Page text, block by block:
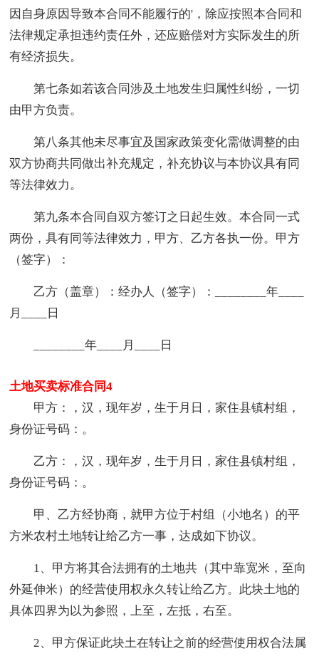
因自身原因导致本合同不能履行的'，除应按照本合同和
法律规定承担违约责任外，还应赔偿对方实际发生的所
有经济损失。
第七条如若该合同涉及土地发生归属性纠纷，一切
由甲方负责。
第八条其他未尽事宜及国家政策变化需做调整的由
双方协商共同做出补充规定，补充协议与本协议具有同
等法律效力。
第九条本合同自双方签订之日起生效。本合同一式
两份，具有同等法律效力，甲方、乙方各执一份。甲方
（签字）：
乙方（盖章）：经办人（签字）：________年____
月____日
________年____月____日
土地买卖标准合同4
甲方：，汉，现年岁，生于月日，家住县镇村组，
身份证号码：。
乙方：，汉，现年岁，生于月日，家住县镇村组，
身份证号码：。
甲、乙方经协商，就甲方位于村组（小地名）的平
方米农村土地转让给乙方一事，达成如下协议。
1、甲方将其合法拥有的土地共（其中靠宽米，至向
外延伸米）的经营使用权永久转让给乙方。此块土地的
具体四界为以为参照，上至，左抵，右至。
2、甲方保证此块土在转让之前的经营使用权合法属